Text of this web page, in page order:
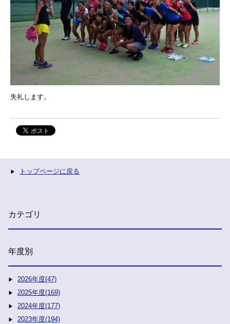
失礼します。
トップページに戻る
カテゴリ
年度別
2026年度(47)
2025年度(169)
2024年度(177)
2023年度(194)